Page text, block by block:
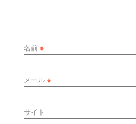
名前※
メール※
サイト